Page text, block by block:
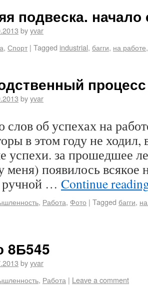
подвеска. начало
byyvar
, Спорт | Tagged industrial, багги, на работе
процесс
byyvar
слов об успехах на
в этом году не
успехи. за прошедшее
меня) появилось всякое
ручной … Continue
, Работа, Фото | Tagged багги,
8Б545
byyvar
, Работа | Leave a comment